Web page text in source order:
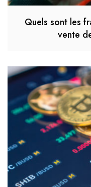
Quels sont les
vente